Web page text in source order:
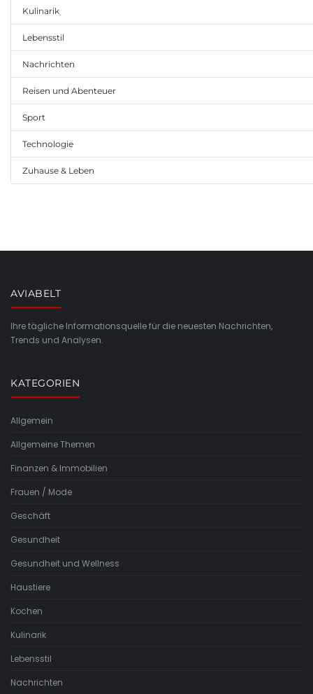
Kulinarik
Lebensstil
Nachrichten
Reisen und Abenteuer
Sport
Technologie
Zuhause & Leben
AVIABELT
Ihre tägliche Informationsquelle für die neuesten Nachrichten,
Trends und Analysen.
KATEGORIEN
Allgemein
Allgemeine Themen
Finanzen & Immobilien
Frauen / Mode
Geschäft
Gesundheit
Gesundheit und Wellness
Haustiere
Kochen
Kulinarik
Lebensstil
Nachrichten